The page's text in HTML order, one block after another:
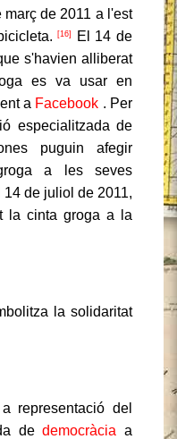
de 2011 a l'est
[16]
El 14 de
s'havien alliberat
es va usar en
a Facebook . Per
especialitzada de
puguin afegir
a les seves
14 de juliol de 2011,
la cinta groga a la
la solidaritat
representació del
dedemocràcia a